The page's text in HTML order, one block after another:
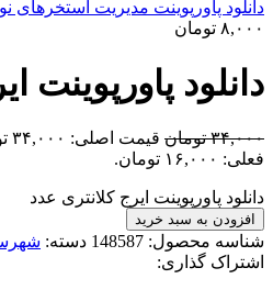
دانلود پاورپوینت مديريت استخرهای
۸,۰۰۰ تومان
دانلود پاورپوینت
۳۴,۰۰۰ تومان قیمت اصلی: ۳۴,۰۰۰ تومان بود.
فعلی: ۱۶,۰۰۰ تومان.
دانلود پاورپوینت ایرج کلانتری عدد
افزودن به سبد خرید
شناسه محصول: 148587 دسته:
اشتراک گذاری: